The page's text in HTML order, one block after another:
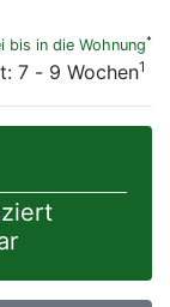
bis in die Wohnung*
7 - 9 Wochen1